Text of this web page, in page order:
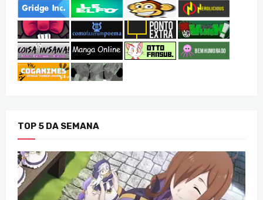
TOP 5 DA SEMANA